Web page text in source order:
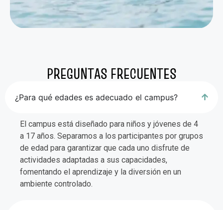
PREGUNTAS FRECUENTES
¿Para qué edades es adecuado el campus?
El campus está diseñado para niños y jóvenes de 4
a 17 años. Separamos a los participantes por grupos
de edad para garantizar que cada uno disfrute de
actividades adaptadas a sus capacidades,
fomentando el aprendizaje y la diversión en un
ambiente controlado.